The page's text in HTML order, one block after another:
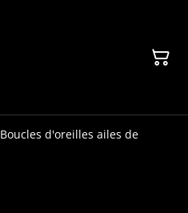
Boucles d'oreilles ailes de